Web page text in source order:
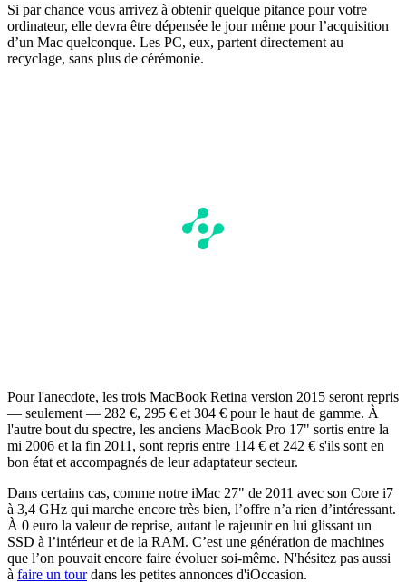
Si par chance vous arrivez à obtenir quelque pitance pour votre
ordinateur, elle devra être dépensée le jour même pour l’acquisition
d’un Mac quelconque. Les PC, eux, partent directement au
recyclage, sans plus de cérémonie.
Pour l'anecdote, les trois MacBook Retina version 2015 seront repris
— seulement — 282 €, 295 € et 304 € pour le haut de gamme. À
l'autre bout du spectre, les anciens MacBook Pro 17" sortis entre la
mi 2006 et la fin 2011, sont repris entre 114 € et 242 € s'ils sont en
bon état et accompagnés de leur adaptateur secteur.
Dans certains cas, comme notre iMac 27" de 2011 avec son Core i7
à 3,4 GHz qui marche encore très bien, l’offre n’a rien d’intéressant.
À 0 euro la valeur de reprise, autant le rajeunir en lui glissant un
SSD à l’intérieur et de la RAM. C’est une génération de machines
que l’on pouvait encore faire évoluer soi-même. N'hésitez pas aussi
à faire un tourdans les petites annonces d'iOccasion.